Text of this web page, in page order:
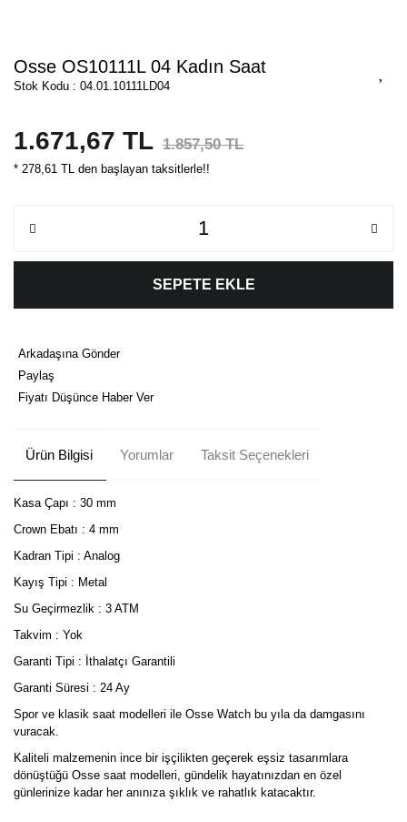
Osse OS10111L 04 Kadın Saat
Stok Kodu : 04.01.10111LD04
1.671,67 TL 1.857,50 TL
* 278,61 TL den başlayan taksitlerle!!
SEPETE EKLE
Arkadaşına Gönder
Paylaş
Fiyatı Düşünce Haber Ver
Ürün Bilgisi Yorumlar Taksit Seçenekleri
Kasa Çapı : 30 mm
Crown Ebatı : 4 mm
Kadran Tipi : Analog
Kayış Tipi : Metal
Su Geçirmezlik : 3 ATM
Takvim : Yok
Garanti Tipi : İthalatçı Garantili
Garanti Süresi : 24 Ay
Spor ve klasik saat modelleri ile Osse Watch bu yıla da damgasını
vuracak.
Kaliteli malzemenin ince bir işçilikten geçerek eşsiz tasarımlara
dönüştüğü Osse saat modelleri, gündelik hayatınızdan en özel
günlerinize kadar her anınıza şıklık ve rahatlık katacaktır.